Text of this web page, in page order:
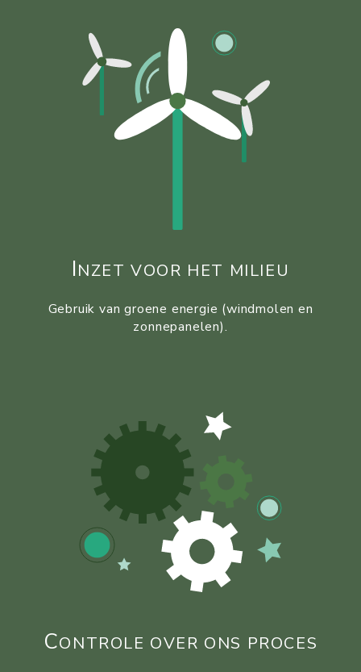
INZET VOOR HET MILIEU
Gebruik van groene energie (windmolen en
zonnepanelen).
CONTROLE OVER ONS PROCES